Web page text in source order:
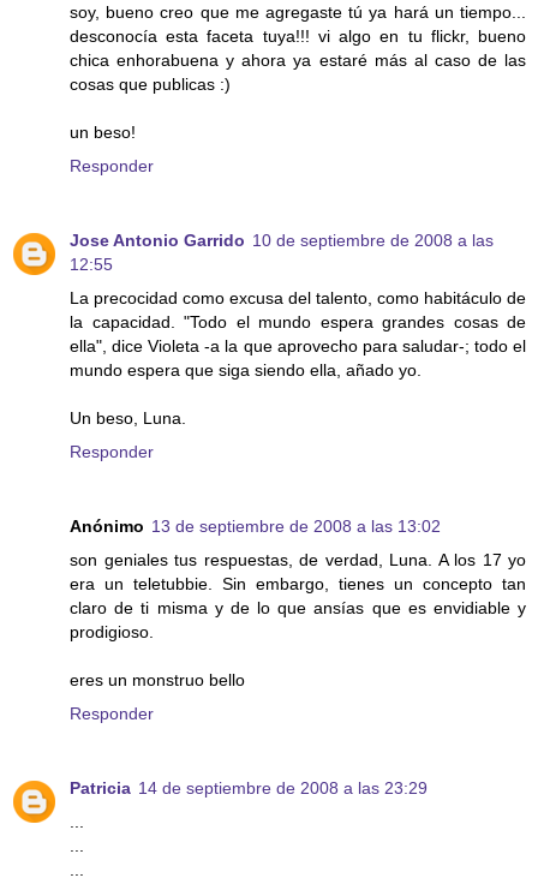
soy, bueno creo que me agregaste tú ya hará un tiempo...
desconocía esta faceta tuya!!! vi algo en tu flickr, bueno
chica enhorabuena y ahora ya estaré más al caso de las
cosas que publicas :)
un beso!
Responder
Jose Antonio Garrido 10 de septiembre de 2008 a las
12:55
La precocidad como excusa del talento, como habitáculo de
la capacidad. "Todo el mundo espera grandes cosas de
ella", dice Violeta -a la que aprovecho para saludar-; todo el
mundo espera que siga siendo ella, añado yo.
Un beso, Luna.
Responder
Anónimo 13 de septiembre de 2008 a las 13:02
son geniales tus respuestas, de verdad, Luna. A los 17 yo
era un teletubbie. Sin embargo, tienes un concepto tan
claro de ti misma y de lo que ansías que es envidiable y
prodigioso.
eres un monstruo bello
Responder
Patricia 14 de septiembre de 2008 a las 23:29